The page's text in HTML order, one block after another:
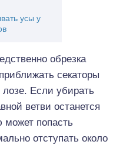
усы у
обрезка
секаторы
Если убирать
ветви останется
может попасть
отступать около